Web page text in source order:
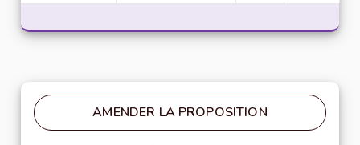
AMENDER LA PROPOSITION